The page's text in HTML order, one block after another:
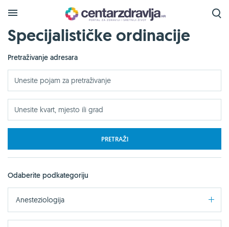
Specijalističke ordinacije
Pretraživanje adresara
PRETRAŽI
Odaberite podkategoriju
Anesteziologija